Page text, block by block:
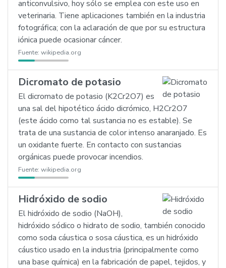
anticonvulsivo, hoy sólo se emplea con este uso en
veterinaria. Tiene aplicaciones también en la industria
fotográfica; con la aclaración de que por su estructura
iónica puede ocasionar cáncer.
Fuente: wikipedia.org
Dicromato de potasio
El dicromato de potasio (K2Cr2O7) es
una sal del hipotético ácido dicrómico, H2Cr2O7
(este ácido como tal sustancia no es estable). Se
trata de una sustancia de color intenso anaranjado. Es
un oxidante fuerte. En contacto con sustancias
orgánicas puede provocar incendios.
Fuente: wikipedia.org
Hidróxido de sodio
El hidróxido de sodio (NaOH),
hidróxido sódico o hidrato de sodio, también conocido
como soda cáustica o sosa cáustica, es un hidróxido
cáustico usado en la industria (principalmente como
una base química) en la fabricación de papel, tejidos, y